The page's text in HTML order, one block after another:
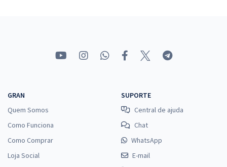
GRAN
Quem Somos
Como Funciona
Como Comprar
Loja Social
SUPORTE
Central de ajuda
Chat
WhatsApp
E-mail